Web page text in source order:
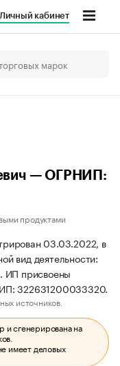
Личный кабинет
— ОГРНИП:
продуктами
03.03.2022, в
вид деятельности:
ИП присвоены
322631200033320.
источников.
и сгенерирована на
имеет деловых